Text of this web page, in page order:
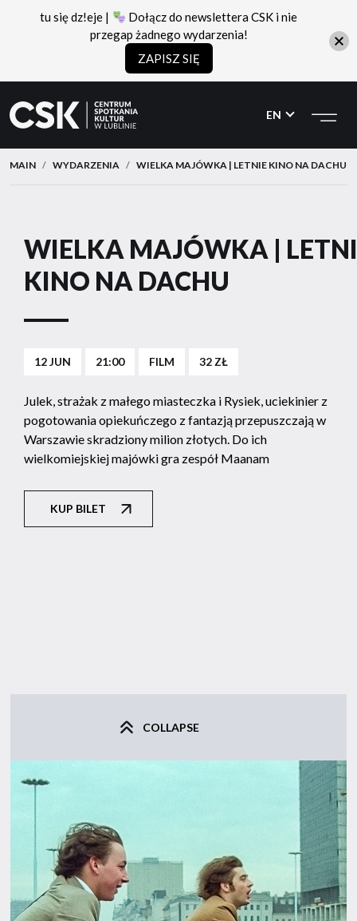
CSK
do
menu
do
treści
EN
MAIN WYDARZENIA WIELKA MAJÓWKA | LETNIE KINO NA DACHU
WIELKA MAJÓWKA |
KINO NA DACHU
12 JUN 21:00 FILM 32 ZŁ
Julek, strażak z małego miasteczka i Rysiek, uciekinier z
pogotowania opiekuńczego z fantazją przepuszczają w
Warszawie skradziony milion złotych. Do ich
wielkomiejskiej majówki gra zespół Maanam
KUP BILET
COLLAPSE
tu się dz!eje |
Dołącz do newslettera CSK i nie
przegap żadnego wydarzenia!
ZAPISZ SIĘ